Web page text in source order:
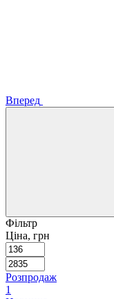
Вперед
Фільтр
Ціна, грн
Розпродаж
1